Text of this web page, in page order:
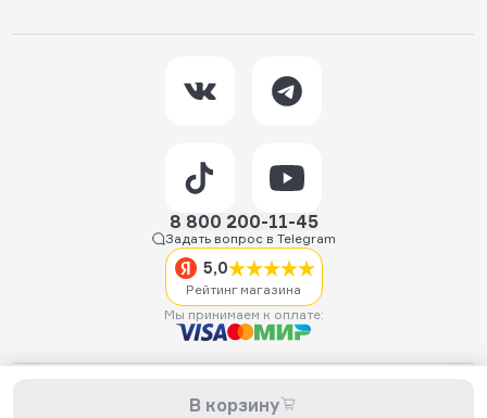
В корзину
8 800 200-11-45
Задать вопрос в Telegram
5,0
Рейтинг магазина
Мы принимаем к оплате:
самокатов, запчастей для самокатов, аксессуаров, экипировки,